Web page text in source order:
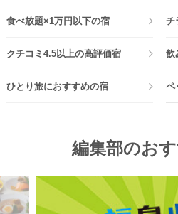
リゾート)
静岡県 掛川つま恋温泉
13,640円
13,090円～ 税込
食べ放題×1万円以下の宿 チ
クチコミ4.5以上の高評価宿 飲
ひとり旅におすすめの宿 ペ
編集部のお